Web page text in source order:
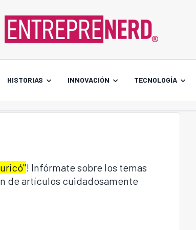
HISTORIAS INNOVACIÓN TECNOLOGÍA
! Infórmate sobre los temas
de artículos cuidadosamente